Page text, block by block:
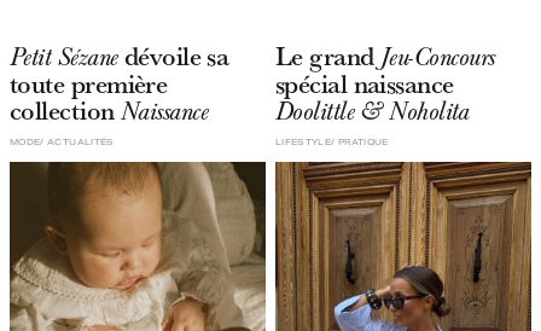
Petit Sézanedévoile sa
toute première
collectionNaissance
ACTUALITÉS
MODE
Le grand Jeu-Concours
spécial naissance
Doolittle & Noholita
LIFESTYLE PRATIQUE